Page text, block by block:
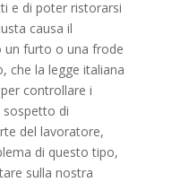
e di poter ristorarsi
causa il
un furto o una frode
che la legge italiana
controllare i
di
del lavoratore,
di questo tipo,
sulla nostra